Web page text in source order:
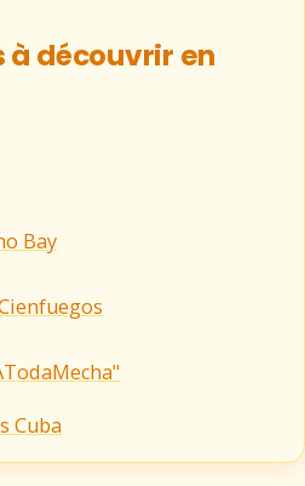
découvrir en
Bay
Cuba